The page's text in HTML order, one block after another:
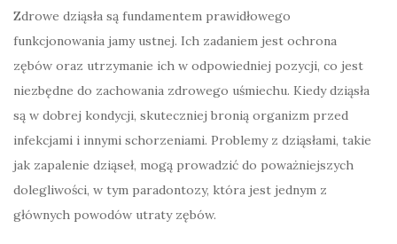
Zdrowe dziąsła są fundamentem prawidłowego
funkcjonowania jamy ustnej. Ich zadaniem jest ochrona
zębów oraz utrzymanie ich w odpowiedniej pozycji, co jest
niezbędne do zachowania zdrowego uśmiechu. Kiedy dziąsła
są w dobrej kondycji, skuteczniej bronią organizm przed
infekcjami i innymi schorzeniami. Problemy z dziąsłami, takie
jak zapalenie dziąseł, mogą prowadzić do poważniejszych
dolegliwości, w tym paradontozy, która jest jednym z
głównych powodów utraty zębów.